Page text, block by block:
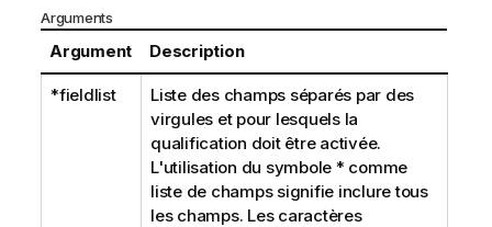
n
f
o
r
Arguments
Argument Description
*fieldlist
Liste des champs séparés par des
virgules et pour lesquels la
qualification doit être activée.
L'utilisation du symbole * comme
liste de champs signifie inclure tous
les champs. Les caractères